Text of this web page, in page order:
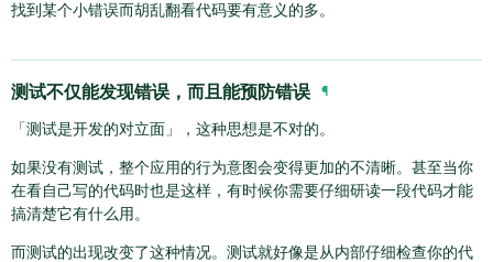
找到某个小错误而胡乱翻看代码要有意义的多。
测试不仅能发现错误，而且能预防错误 ¶
「测试是开发的对立面」，这种思想是不对的。
如果没有测试，整个应用的行为意图会变得更加的不清晰。甚至当你
在看自己写的代码时也是这样，有时候你需要仔细研读一段代码才能
搞清楚它有什么用。
而测试的出现改变了这种情况。测试就好像是从内部仔细检查你的代